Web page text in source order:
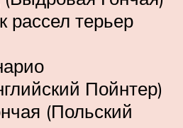
рассел терьер
Пойнтер)
(Польский